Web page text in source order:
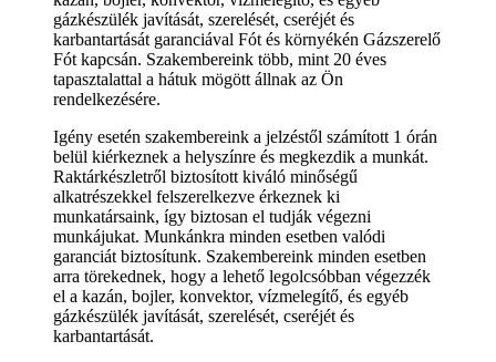
gázkészülék javítását, szerelését, cseréjét és
karbantartását garanciával Fót és környékén Gázszerelő
Fót kapcsán. Szakembereink több, mint 20 éves
tapasztalattal a hátuk mögött állnak az Ön
rendelkezésére.
Igény esetén szakembereink a jelzéstől számított 1 órán
belül kiérkeznek a helyszínre és megkezdik a munkát.
Raktárkészletről biztosított kiváló minőségű
alkatrészekkel felszerelkezve érkeznek ki
munkatársaink, így biztosan el tudják végezni
munkájukat. Munkánkra minden esetben valódi
garanciát biztosítunk. Szakembereink minden esetben
arra törekednek, hogy a lehető legolcsóbban végezzék
el a kazán, bojler, konvektor, vízmelegítő, és egyéb
gázkészülék javítását, szerelését, cseréjét és
karbantartását.